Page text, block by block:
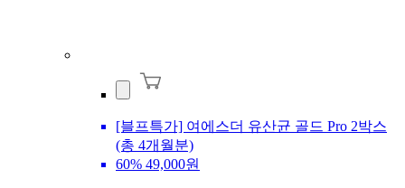
[블프특가] 여에스더 유산균 골드 Pro 2박스
(총 4개월분)
60% 49,000원